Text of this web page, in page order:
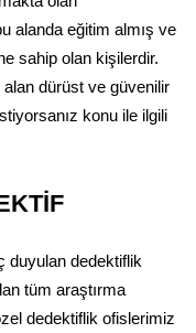
alanda eğitim almış ve
sahip olan kişilerdir.
dürüst ve güvenilir
konu ile ilgili
duyulan dedektiflik
tüm araştırma
dedektiflik ofislerimiz